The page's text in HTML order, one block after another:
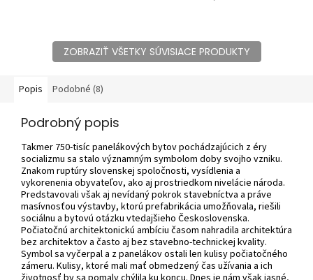
komplexných...
ZOBRAZIŤ VŠETKY SÚVISIACE PRODUKTY
Popis Podobné (8)
Podrobný popis
Takmer 750-tisíc panelákových bytov pochádzajúcich z éry
socializmu sa stalo významným symbolom doby svojho vzniku.
Znakom ruptúry slovenskej spoločnosti, vysídlenia a
vykorenenia obyvateľov, ako aj prostriedkom nivelácie národa.
Predstavovali však aj nevídaný pokrok stavebníctva a práve
masívnosťou výstavby, ktorú prefabrikácia umožňovala, riešili
sociálnu a bytovú otázku vtedajšieho Československa.
Počiatočnú architektonickú ambíciu časom nahradila architektúra
bez architektov a často aj bez stavebno-technickej kvality.
Symbol sa vyčerpal a z panelákov ostali len kulisy počiatočného
zámeru. Kulisy, ktoré mali mať obmedzený čas užívania a ich